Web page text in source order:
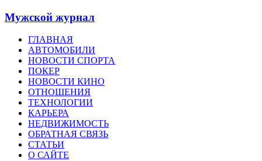
Мужской журнал
ГЛАВНАЯ
АВТОМОБИЛИ
НОВОСТИ СПОРТА
ПОКЕР
НОВОСТИ КИНО
ОТНОШЕНИЯ
ТЕХНОЛОГИИ
КАРЬЕРА
НЕДВИЖИМОСТЬ
ОБРАТНАЯ СВЯЗЬ
СТАТЬИ
О САЙТЕ